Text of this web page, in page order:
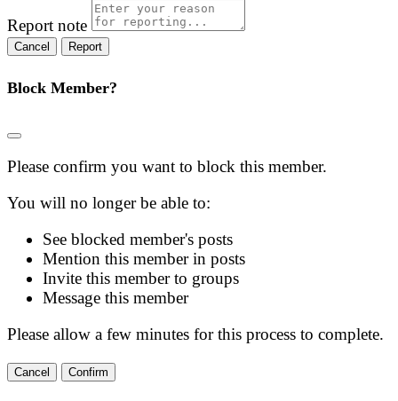
Report note
Report
Block Member?
Please confirm you want to block this member.
You will no longer be able to:
See blocked member's posts
Mention this member in posts
Invite this member to groups
Message this member
Please allow a few minutes for this process to complete.
Confirm